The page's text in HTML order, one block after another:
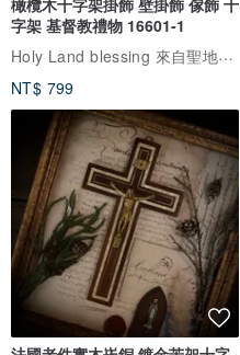
橄欖木十字架掛飾 壁掛飾 傢飾 十
字架 基督教禮物 16601-1
Holy Land blessing 來自聖地的祝福
NT$ 799